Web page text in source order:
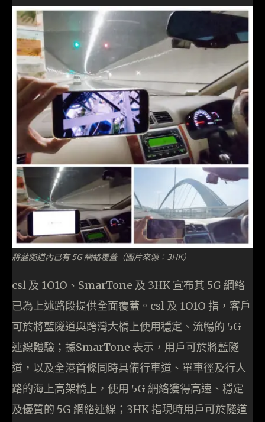
將藍隧道內已有 5G 網絡覆蓋（圖片來源：3HK）
csl 及 1O1O、SmarTone 及 3HK 宣布其 5G 網絡
已為上述路段提供全面覆蓋。csl 及 1O1O 指，客戶
可於將藍隧道與跨灣大橋上使用穩定、流暢的 5G
連線體驗；據SmarTone 表示，用戶可於將藍隧
道，以及全港首條同時具備行車道、單車徑及行人
路的海上高架橋上，使用 5G 網絡獲得高速、穩定
及優質的 5G 網絡連線；3HK 指現時用戶可於隧道